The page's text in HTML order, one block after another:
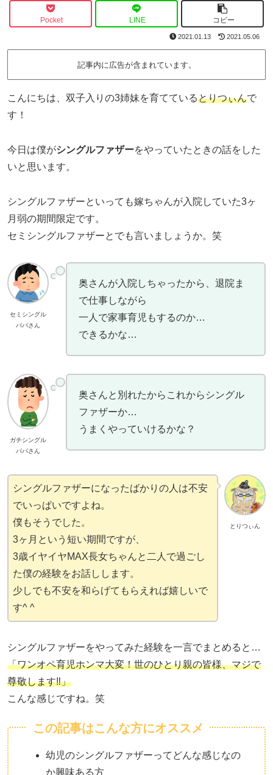
Pocket LINE コピー
2021.01.13 2021.05.06
記事内に広告が含まれています。
こんにちは、双子入りの3姉妹を育てているとりつぃんで
す！
今日は僕がシングルファザーをやっていたときの話をした
いと思います。
シングルファザーといっても嫁ちゃんが入院していた3ヶ
月弱の期間限定です。
セミシングルファザーとでも言いましょうか。笑
セミシングル
パパさん
奥さんが入院しちゃったから、退院ま
で仕事しながら
一人で家事育児もするのか…
できるかな…
ガチシングル
パパさん
奥さんと別れたからこれからシングル
ファザーか…
うまくやっていけるかな？
とりつぃん
シングルファザーになったばかりの人は不安
でいっぱいですよね。
僕もそうでした。
3ヶ月という短い期間ですが、
3歳イヤイヤMAX長女ちゃんと二人で過ごし
た僕の経験をお話しします。
少しでも不安を和らげてもらえれば嬉しいで
す^ ^
シングルファザーをやってみた経験を一言でまとめると…
「ワンオペ育児ホンマ大変！世のひとり親の皆様、マジで
尊敬します‼︎」
こんな感じですね。笑
この記事はこんな方にオススメ
幼児のシングルファザーってどんな感じなの
か興味ある方